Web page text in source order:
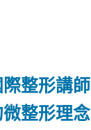
整形講師
整形理念